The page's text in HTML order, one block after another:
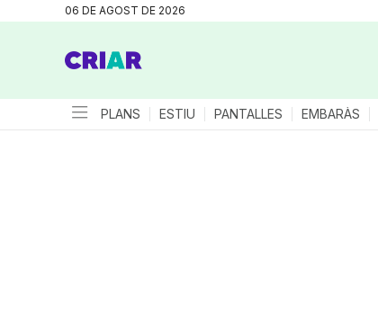
06 DE AGOST DE 2026
PLANS ESTIU PANTALLES EMBARÀS